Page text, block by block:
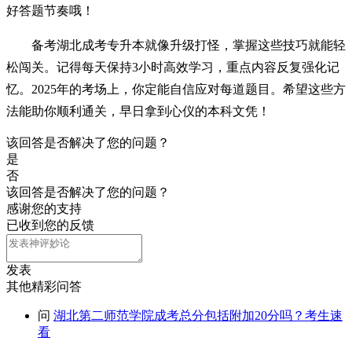
好答题节奏哦！
备考湖北成考专升本就像升级打怪，掌握这些技巧就能轻
松闯关。记得每天保持3小时高效学习，重点内容反复强化记
忆。2025年的考场上，你定能自信应对每道题目。希望这些方
法能助你顺利通关，早日拿到心仪的本科文凭！
该回答是否解决了您的问题？
是
否
该回答是否解决了您的问题？
感谢您的支持
已收到您的反馈
发表
其他精彩问答
问 湖北第二师范学院成考总分包括附加20分吗？考生速
看